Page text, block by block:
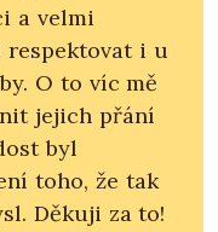
a velmi
respektovat i u
O to víc mě
jejich přání
byl
toho, že tak
Děkuji za to!